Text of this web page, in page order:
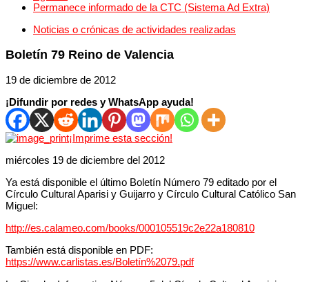
Permanece informado de la CTC (Sistema Ad Extra)
Noticias o crónicas de actividades realizadas
Boletín 79 Reino de Valencia
19 de diciembre de 2012
¡Difundir por redes y WhatsApp ayuda!
¡Imprime esta sección!
miércoles 19 de diciembre del 2012
Ya está disponible el último Boletín Número 79 editado por el
Círculo Cultural Aparisi y Guijarro y Círculo Cultural Católico San
Miguel:
http://es.calameo.com/books/000105519c2e22a180810
También está disponible en PDF:
https://www.carlistas.es/Boletín%2079.pdf